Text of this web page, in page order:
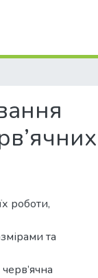
роботи,
та